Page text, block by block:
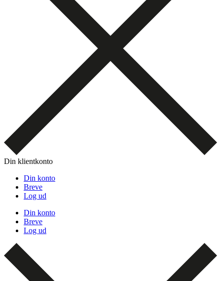
Din klientkonto
Din konto
Breve
Log ud
Din konto
Breve
Log ud